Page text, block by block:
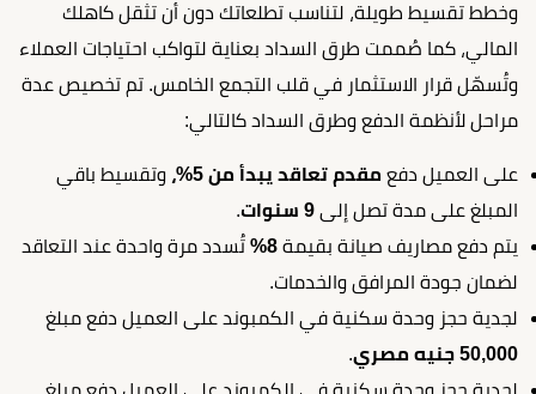
وخطط تقسيط طويلة، لتناسب تطلعاتك دون أن تثقل كاهلك
المالي، كما صُممت طرق السداد بعناية لتواكب احتياجات العملاء
وتُسهّل قرار الاستثمار في قلب التجمع الخامس. تم تخصيص عدة
مراحل لأنظمة الدفع وطرق السداد كالتالي:
على العميل دفع مقدم تعاقد يبدأ من 5%،
وتقسيط باقي
المبلغ على مدة تصل إلى 9 سنوات
.
يتم دفع مصاريف صيانة بقيمة 8%
تُسدد مرة واحدة عند التعاقد
لضمان جودة المرافق والخدمات.
لجدية حجز وحدة سكنية في الكمبوند على العميل دفع مبلغ
50,000 جنيه مصري
.
لجدية حجز وحدة سكنية في الكمبوند على العميل دفع مبلغ